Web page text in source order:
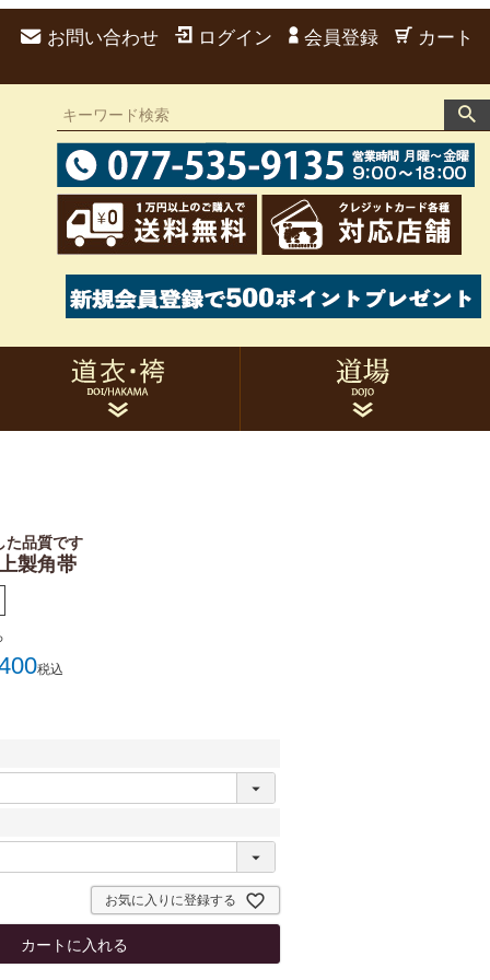
お問い合わせ ログイン 会員登録 カート
た品質です
製角帯
税込
お気に入りに登録する
カートに入れる